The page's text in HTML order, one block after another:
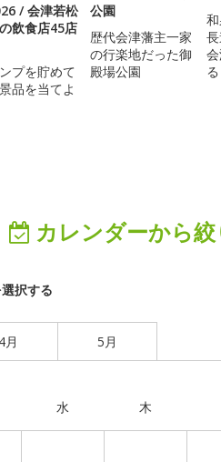
/ 会津若松
飲食店45店
プを貯めて
品を当てよ
公園
歴代会津藩主一家
の行楽地だった御
殿場公園
る
カレンダーから
択する
4月 5月
水 木